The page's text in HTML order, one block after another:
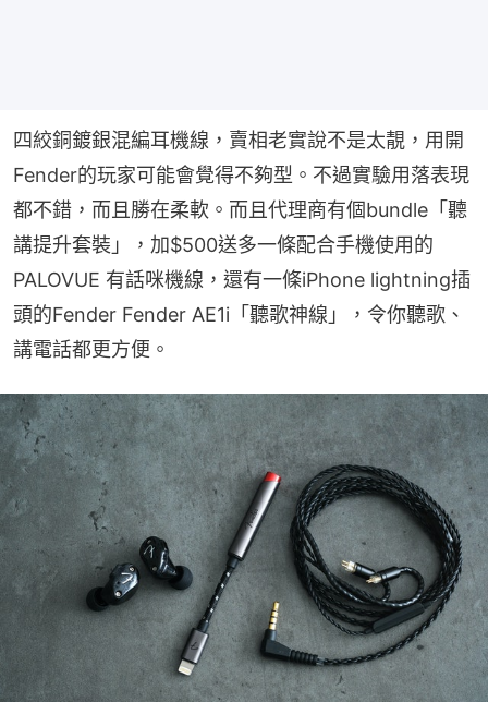
四絞銅鍍銀混編耳機線，賣相老實說不是太靚，用開
Fender的玩家可能會覺得不夠型。不過實驗用落表現
都不錯，而且勝在柔軟。而且代理商有個bundle「聽
講提升套裝」，加$500送多一條配合手機使用的
PALOVUE 有話咪機線，還有一條iPhone lightning插
頭的Fender Fender AE1i「聽歌神線」，令你聽歌、
講電話都更方便。